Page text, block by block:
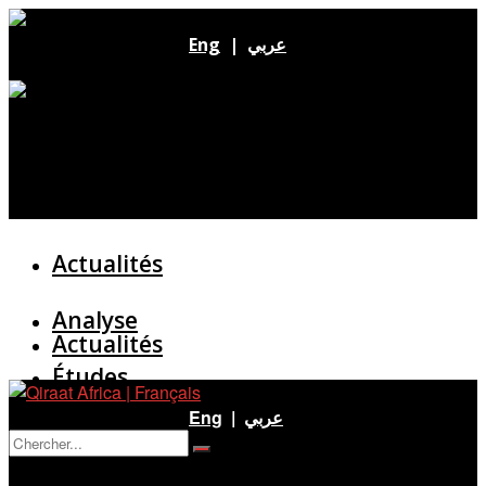
Eng | عربي
Actualités
Analyse
Études
Entretien
Actualités
Eng | عربي